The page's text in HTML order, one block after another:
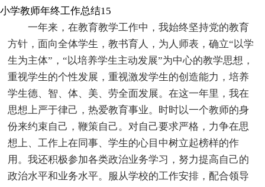
小学教师年终工作总结15
一年来，在教育教学工作中，我始终坚持党的教育
方针，面向全体学生，教书育人，为人师表，确立“以学
生为主体”，“以培养学生主动发展”为中心的教学思想，
重视学生的个性发展，重视激发学生的创造能力，培养
学生德、智、体、美、劳全面发展。在这一年里，我在
思想上严于律己，热爱教育事业。时时以一个教师的身
份来约束自己，鞭策自己。对自己要求严格，力争在思
想上、工作上在同事、学生的心目中树立起榜样的作
用。我还积极参加各类政治业务学习，努力提高自己的
政治水平和业务水平。服从学校的工作安排，配合领导